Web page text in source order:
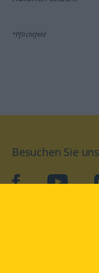
*Pflichtfeld
Besuchen Sie
facebookYouTube